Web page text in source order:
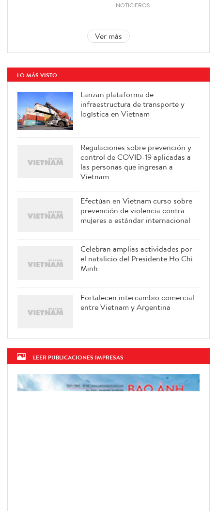
NOTICIEROS
Ver más
LO MÁS VISTO
Lanzan plataforma de
infraestructura de transporte y
logística en Vietnam
Regulaciones sobre prevención y
control de COVID-19 aplicadas a
las personas que ingresan a
Vietnam
Efectúan en Vietnam curso sobre
prevención de violencia contra
mujeres a estándar internacional
Celebran amplias actividades por
el natalicio del Presidente Ho Chi
Minh
Fortalecen intercambio comercial
entre Vietnam y Argentina
LEER PUBLICACIONES IMPRESAS